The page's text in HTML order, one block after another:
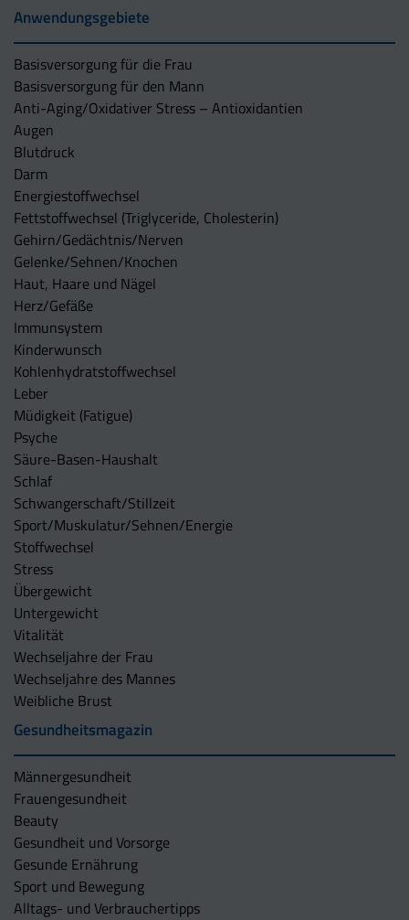
Anwendungsgebiete
Basisversorgung für die Frau
Basisversorgung für den Mann
Anti-Aging/Oxidativer Stress – Antioxidantien
Augen
Blutdruck
Darm
Energiestoffwechsel
Fettstoffwechsel (Triglyceride, Cholesterin)
Gehirn/Gedächtnis/Nerven
Gelenke/Sehnen/Knochen
Haut, Haare und Nägel
Herz/Gefäße
Immunsystem
Kinderwunsch
Kohlenhydratstoffwechsel
Leber
Müdigkeit (Fatigue)
Psyche
Säure-Basen-Haushalt
Schlaf
Schwangerschaft/Stillzeit
Sport/Muskulatur/Sehnen/Energie
Stoffwechsel
Stress
Übergewicht
Untergewicht
Vitalität
Wechseljahre der Frau
Wechseljahre des Mannes
Weibliche Brust
Gesundheitsmagazin
Männergesundheit
Frauengesundheit
Beauty
Gesundheit und Vorsorge
Gesunde Ernährung
Sport und Bewegung
Alltags- und Verbrauchertipps